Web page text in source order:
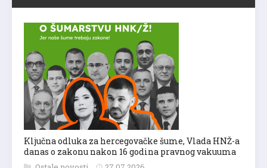
Ključna odluka za hercegovačke šume, Vlada HNŽ-a
danas o zakonu nakon 16 godina pravnog vakuuma
Ostale novosti 27.07.2026.